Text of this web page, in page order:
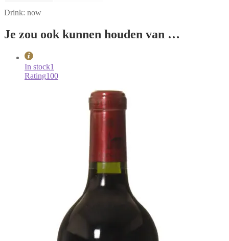
Drink: now
Je zou ook kunnen houden van …
In stock1
Rating100